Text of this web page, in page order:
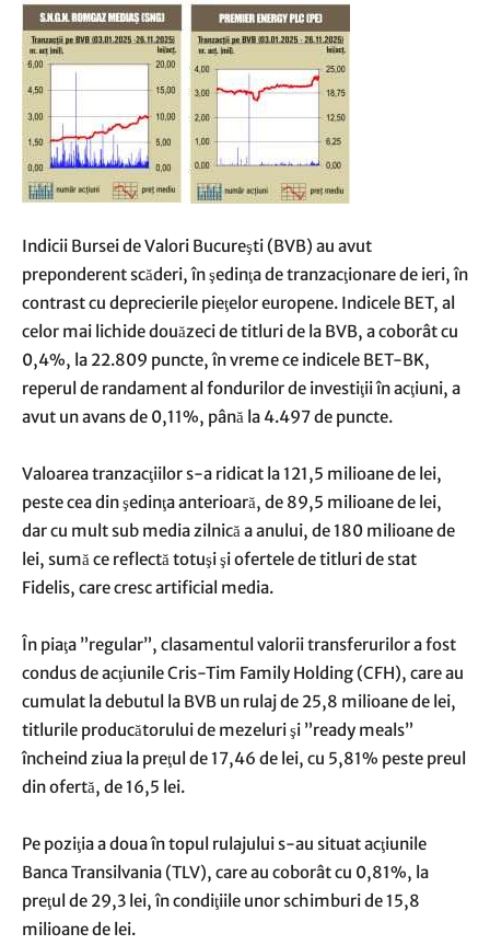
Indicii Bursei de Valori Bucureşti (BVB) au avut
preponderent scăderi, în şedinţa de tranzacţionare de ieri, în
contrast cu deprecierile pieţelor europene. Indicele BET, al
celor mai lichide douăzeci de titluri de la BVB, a coborât cu
0,4%, la 22.809 puncte, în vreme ce indicele BET-BK,
reperul de randament al fondurilor de investiţii în acţiuni, a
avut un avans de 0,11%, până la 4.497 de puncte.
Valoarea tranzacţiilor s-a ridicat la 121,5 milioane de lei,
peste cea din şedinţa anterioară, de 89,5 milioane de lei,
dar cu mult sub media zilnică a anului, de 180 milioane de
lei, sumă ce reflectă totuşi şi ofertele de titluri de stat
Fidelis, care cresc artificial media.
În piaţa ”regular”, clasamentul valorii transferurilor a fost
condus de acţiunile Cris-Tim Family Holding (CFH), care au
cumulat la debutul la BVB un rulaj de 25,8 milioane de lei,
titlurile producătorului de mezeluri şi ”ready meals”
încheind ziua la preţul de 17,46 de lei, cu 5,81% peste preul
din ofertă, de 16,5 lei.
Pe poziţia a doua în topul rulajului s-au situat acţiunile
Banca Transilvania (TLV), care au coborât cu 0,81%, la
preţul de 29,3 lei, în condiţiile unor schimburi de 15,8
milioane de lei.